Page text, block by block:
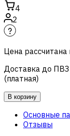
4
2
Цена рассчитана
Доставка до
(платная)
В корзину
Основные
Отзывы